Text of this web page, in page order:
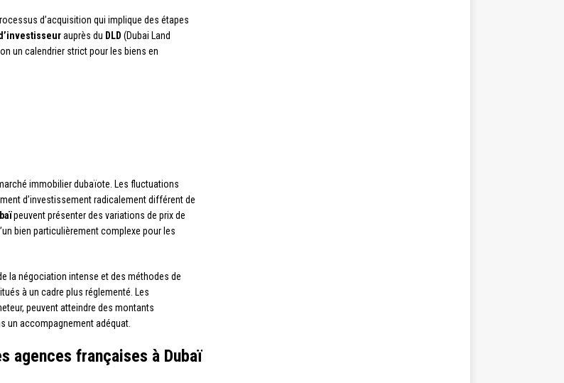
d’acquisition qui implique des étapes
auprès du DLD (Dubai Land
un calendrier strict pour les biens en
immobilier dubaïote. Les fluctuations
d’investissement radicalement différent de
peuvent présenter des variations de prix de
bien particulièrement complexe pour les
la négociation intense et des méthodes de
à un cadre plus réglementé. Les
peuvent atteindre des montants
un accompagnement adéquat.
agences françaises à Dubaï